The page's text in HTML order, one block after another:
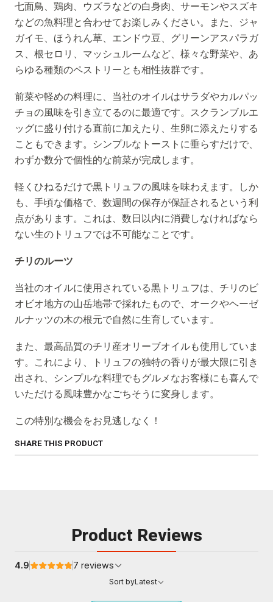
七面鳥、鶏肉、ウズラなどの白身肉、サーモンやスズキ
などの魚料理と合わせてお楽しみください。また、ジャ
ガイモ、ほうれん草、エンドウ豆、グリーンアスパラガ
ス、根セロリ、マッシュルームなど、様々な野菜や、あ
らゆる種類のペストリーとも相性抜群です。
前菜や軽めの料理に、当社のオイルはサラダやカルパッ
チョの風味を引き立てるのに最適です。スクランブルエ
ッグに盛り付ける直前に加えたり、生卵に添えたりする
こともできます。シンプルなトーストに垂らすだけで、
わずか数分で個性的な前菜が完成します。
軽くひねるだけで黒トリュフの風味を味わえます。しか
も、手頃な価格で、数週間の保存が保証されるという利
点があります。これは、数日以内に消費しなければなら
ない生のトリュフでは不可能なことです。
チリのルーツ
当社のオイルに使用されている黒トリュフは、チリのビ
オビオ地方の山岳地帯で採れたもので、オークやヘーゼ
ルナッツの木の根元で自然に生育しています。
また、最高品質のチリ産オリーブオイルも使用していま
す。これにより、トリュフの独特の香りが最大限に引き
出され、シンプルな料理でもグルメなお客様にも喜んで
いただける風味豊かなごちそうに変身します。
この特別な機会をお見逃しなく！
SHARE THIS PRODUCT
Product Reviews
4.9 7 reviews
Sort byLatest